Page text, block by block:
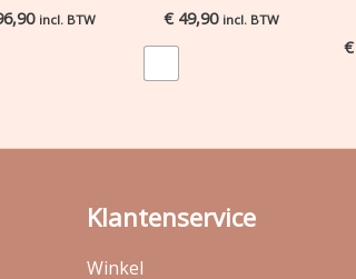
incl. BTW € 49,90 incl. BTW
€
Klantenservice
Winkel